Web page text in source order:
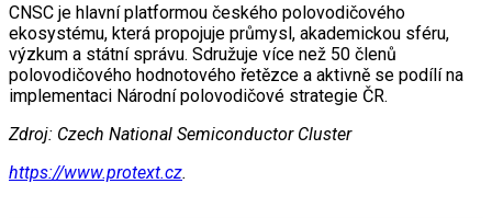
CNSC je hlavní platformou českého polovodičového
ekosystému, která propojuje průmysl, akademickou sféru,
výzkum a státní správu. Sdružuje více než 50 členů
polovodičového hodnotového řetězce a aktivně se podílí na
implementaci Národní polovodičové strategie ČR.
Zdroj: Czech National Semiconductor Cluster
https://www.protext.cz.